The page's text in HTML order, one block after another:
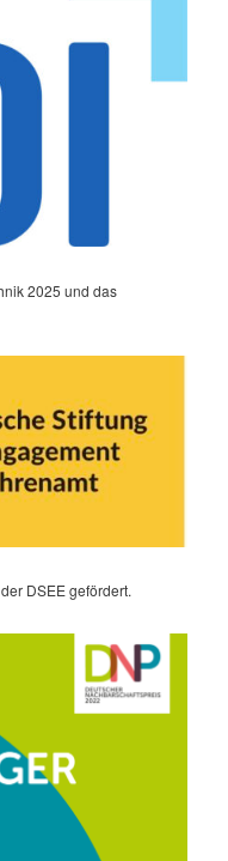
2025 und das
DSEE gefördert.